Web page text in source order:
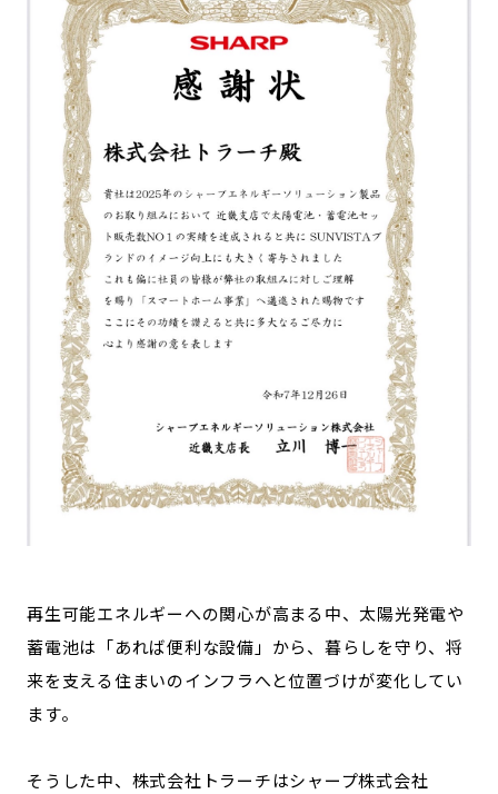
再生可能エネルギーへの関心が高まる中、太陽光発電や
蓄電池は「あれば便利な設備」から、暮らしを守り、将
来を支える住まいのインフラへと位置づけが変化してい
ます。
そうした中、株式会社トラーチはシャープ株式会社